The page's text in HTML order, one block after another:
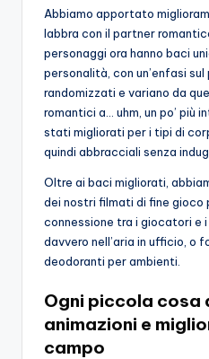
Abbiamo apportato
labbra con il partner
personaggi ora hanno baci
personalità, con un’enfasi
randomizzati e variano da
romantici a… uhm, un po’ più
stati migliorati per i tipi di
quindi abbracciali senza
Oltre ai baci migliorati,
dei nostri filmati di fine
connessione tra i giocatori e i
davvero nell’aria in ufficio, o
deodoranti per ambienti.
Ogni piccola cosa
animazioni e
campo